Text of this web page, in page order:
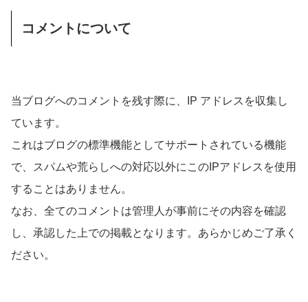
コメントについて
当ブログへのコメントを残す際に、IP アドレスを収集し
ています。
これはブログの標準機能としてサポートされている機能
で、スパムや荒らしへの対応以外にこのIPアドレスを使用
することはありません。
なお、全てのコメントは管理人が事前にその内容を確認
し、承認した上での掲載となります。あらかじめご了承く
ださい。